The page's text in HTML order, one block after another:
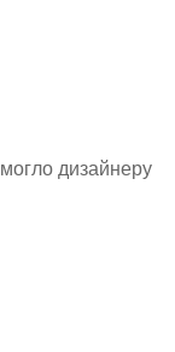
дизайнеру